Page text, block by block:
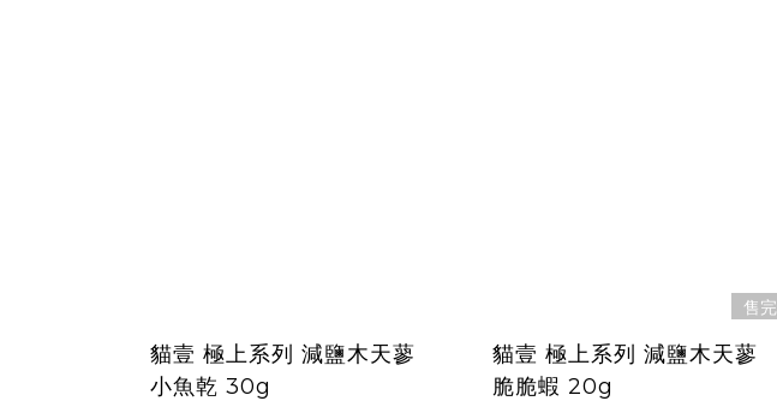
貓壹 極上系列 減鹽木天蓼
小魚乾 30g
售完
貓壹 極上系列 減鹽木天蓼
脆脆蝦 20g